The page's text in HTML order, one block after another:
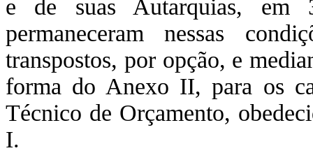
e de suas Autarquias,
permaneceram nessas
transpostos, por opção, e
forma do Anexo II, para os
Técnico de Orçamento,
I.